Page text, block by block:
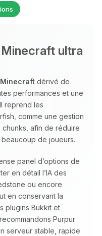
ultra
dérivé de
performances et une
reprend les
comme une gestion
afin de réduire
de joueurs.
panel d’options de
en détail l’IA des
ou encore
en conservant la
plugins Bukkit et
recommandons Purpur
serveur stable, rapide
pour me
ton petit
Dis-moi ce dont
remuer mes